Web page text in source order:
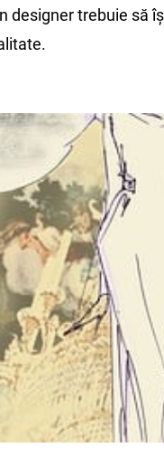
designer trebuie să